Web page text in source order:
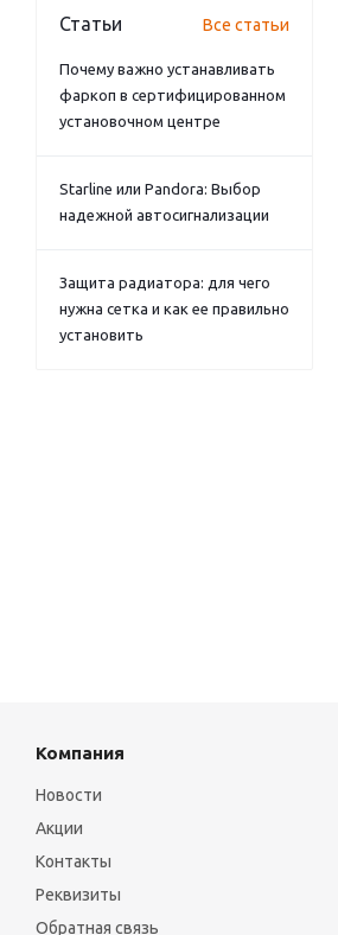
Статьи Все статьи
Почему важно устанавливать
фаркоп в сертифицированном
установочном центре
Starline или Pandora: Выбор
надежной автосигнализации
Защита радиатора: для чего
нужна сетка и как ее правильно
установить
Компания
Новости
Акции
Контакты
Реквизиты
Обратная связь